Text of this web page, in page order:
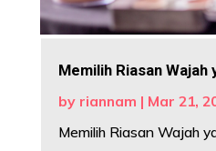
Memilih Riasan Wajah
by riannam | Mar 21,
Memilih Riasan Wajah